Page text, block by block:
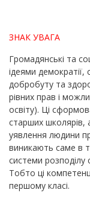
ЗНАК УВАГА
Громадянські та
ідеями демократії,
добробуту та
рівних прав і
освіту). Ці
старших школярів,
уявлення людини
виникають саме в
системи розподілу
Тобто ці
першому класі.